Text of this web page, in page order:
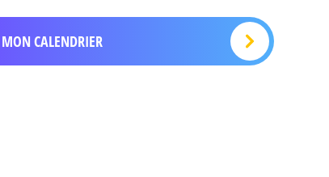
CALENDRIER